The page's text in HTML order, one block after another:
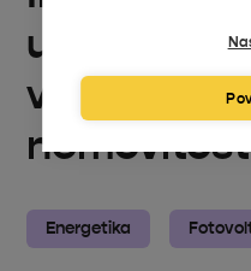
udržitelné
výnosné
Energetika